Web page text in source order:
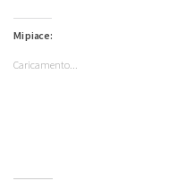
Mi piace:
Caricamento...